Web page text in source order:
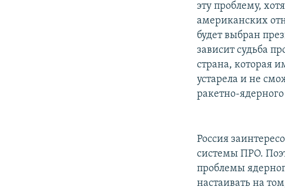
эту проблему,
американских
будет выбран
зависит судьба
страна, которая
устарела и не
ракетно-
Россия
системы ПРО.
проблемы
настаивать на